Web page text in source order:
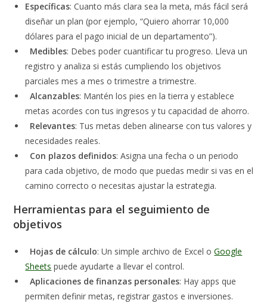
Específicas: Cuanto más clara sea la meta, más fácil será
diseñar un plan (por ejemplo, “Quiero ahorrar 10,000
dólares para el pago inicial de un departamento”).
Medibles: Debes poder cuantificar tu progreso. Lleva un
registro y analiza si estás cumpliendo los objetivos
parciales mes a mes o trimestre a trimestre.
Alcanzables: Mantén los pies en la tierra y establece
metas acordes con tus ingresos y tu capacidad de ahorro.
Relevantes: Tus metas deben alinearse con tus valores y
necesidades reales.
Con plazos definidos: Asigna una fecha o un periodo
para cada objetivo, de modo que puedas medir si vas en el
camino correcto o necesitas ajustar la estrategia.
Herramientas para el seguimiento de
objetivos
Hojas de cálculo: Un simple archivo de Excel oGoogle
Sheets puede ayudarte a llevar el control.
Aplicaciones de finanzas personales: Hay apps que
permiten definir metas, registrar gastos e inversiones.